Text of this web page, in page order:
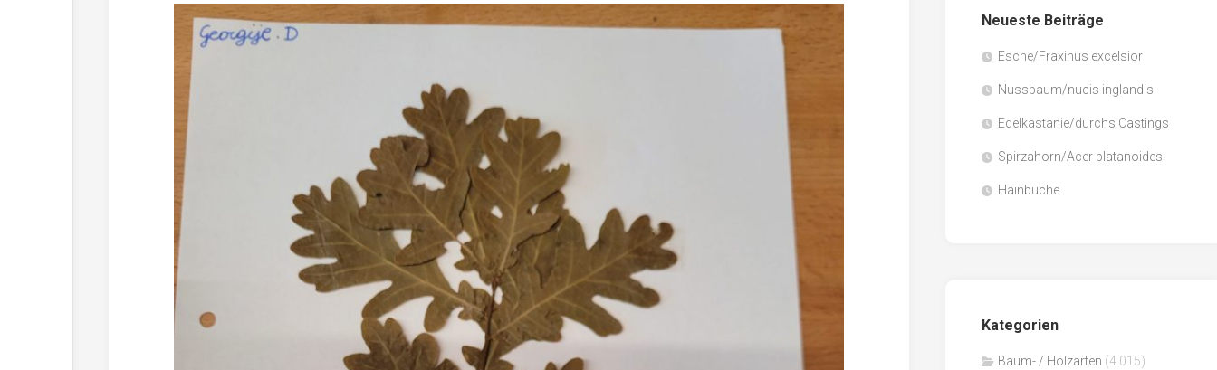
Eibe
Fichte
Ginkgo
Hartriegel
Hasel
Hollunder
Kastanie
Kiefer
Lärche
18AH
Knospen
Sägenebenprodukte
Neueste Beiträge
Esche/Fraxinus excelsior
Nussbaum/nucis inglandis
Edelkastanie/durchs Castings
Spirzahorn/Acer platanoides
Hainbuche
Kategorien
Bäum- / Holzarten (4.015)